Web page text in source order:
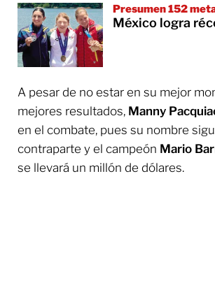
Presumen 152
México logra
A pesar de no estar en su mejor
mejores resultados, Manny
en el combate, pues su nombre
contraparte y el campeón Mario
se llevará un millón de dólares.